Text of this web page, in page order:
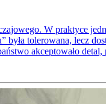
W praktyce
tolerowana, lecz
akceptowało